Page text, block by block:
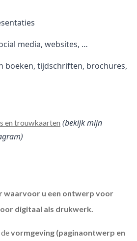
media, websites, …
boeken, tijdschriften, brochures,
en trouwkaarten (bekijk mijn
waarvoor u een ontwerp voor
digitaal als drukwerk.
vormgeving (paginaontwerp en